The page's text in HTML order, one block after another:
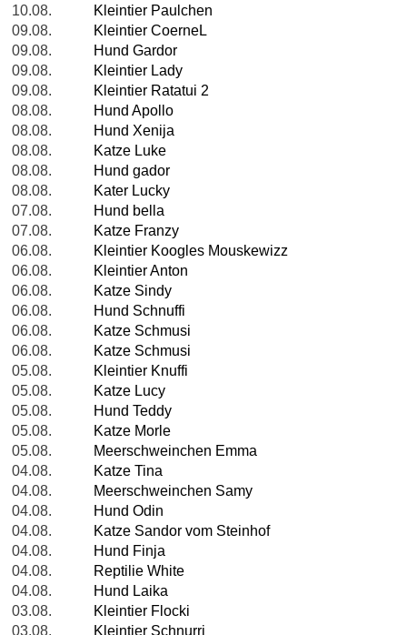
10.08.
Kleintier Paulchen
09.08.
Kleintier CoerneL
09.08.
Hund Gardor
09.08.
Kleintier Lady
09.08.
Kleintier Ratatui 2
08.08.
Hund Apollo
08.08.
Hund Xenija
08.08.
Katze Luke
08.08.
Hund gador
08.08.
Kater Lucky
07.08.
Hund bella
07.08.
Katze Franzy
06.08.
Kleintier Koogles Mouskewizz
06.08.
Kleintier Anton
06.08.
Katze Sindy
06.08.
Hund Schnuffi
06.08.
Katze Schmusi
06.08.
Katze Schmusi
05.08.
Kleintier Knuffi
05.08.
Katze Lucy
05.08.
Hund Teddy
05.08.
Katze Morle
05.08.
Meerschweinchen Emma
04.08.
Katze Tina
04.08.
Meerschweinchen Samy
04.08.
Hund Odin
04.08.
Katze Sandor vom Steinhof
04.08.
Hund Finja
04.08.
Reptilie White
04.08.
Hund Laika
03.08.
Kleintier Flocki
03.08.
Kleintier Schnurri